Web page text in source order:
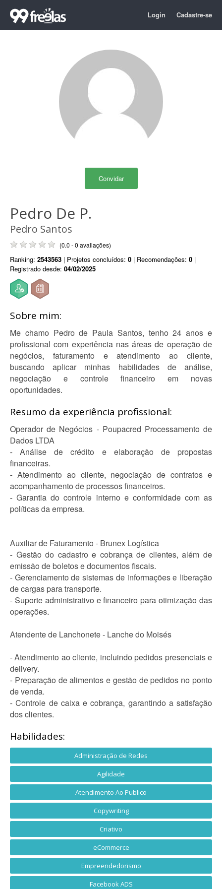
Login Cadastre-se
Convidar
Pedro De P.
Pedro Santos
(0.0 - 0 avaliações)
Ranking: 2543563 | Projetos concluídos: 0 | Recomendações: 0 |
Registrado desde: 04/02/2025
Sobre mim:
Me chamo Pedro de Paula Santos, tenho 24 anos e
profissional com experiência nas áreas de operação de
negócios, faturamento e atendimento ao cliente,
buscando aplicar minhas habilidades de análise,
negociação e controle financeiro em novas
oportunidades.
Resumo da experiência profissional:
Operador de Negócios - Poupacred Processamento de
Dados LTDA
- Análise de crédito e elaboração de propostas
financeiras.
- Atendimento ao cliente, negociação de contratos e
acompanhamento de processos financeiros.
- Garantia do controle interno e conformidade com as
políticas da empresa.
Auxiliar de Faturamento - Brunex Logística
- Gestão do cadastro e cobrança de clientes, além de
emissão de boletos e documentos fiscais.
- Gerenciamento de sistemas de informações e liberação
de cargas para transporte.
- Suporte administrativo e financeiro para otimização das
operações.
Atendente de Lanchonete - Lanche do Moisés
- Atendimento ao cliente, incluindo pedidos presenciais e
delivery.
- Preparação de alimentos e gestão de pedidos no ponto
de venda.
- Controle de caixa e cobrança, garantindo a satisfação
dos clientes.
Habilidades:
Administração de Redes
Agilidade
Atendimento Ao Publico
Copywriting
Criativo
eCommerce
Empreendedorismo
Facebook ADS